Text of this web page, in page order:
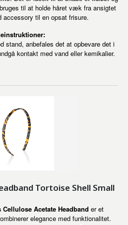
til at holde håret væk fra ansigtet
accessory til en opsat frisure.
stand, anbefales det at opbevare det i
kontakt med vand eller kemikalier.
Tortoise Shell Small
Acetate Headband er et
elegance med funktionalitet.